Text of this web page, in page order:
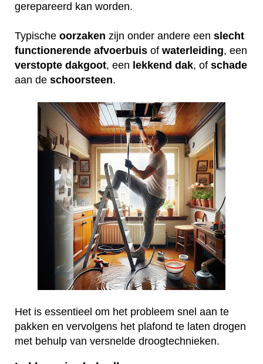
gerepareerd kan worden.
Typische oorzaken zijn onder andere een slecht
functionerende afvoerbuis of waterleiding, een
verstopte dakgoot, een lekkend dak, of schade
aan de schoorsteen.
Het is essentieel om het probleem snel aan te
pakken en vervolgens het plafond te laten drogen
met behulp van versnelde droogtechnieken.